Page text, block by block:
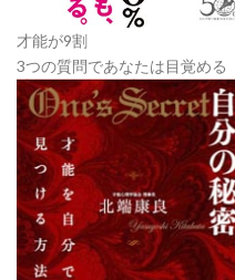
才能が9割
3つの質問であなたは目覚める